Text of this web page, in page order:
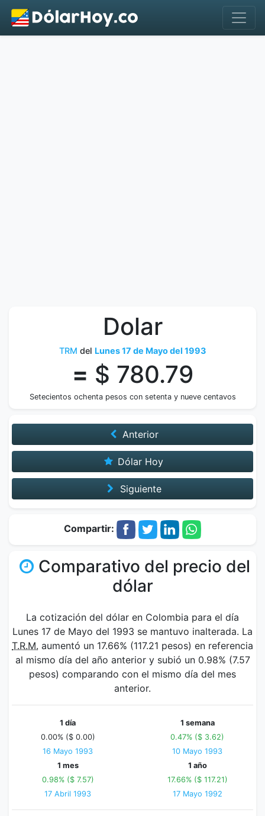
Dolar
TRM del Lunes 17 de Mayo del 1993
= $ 780.79
Setecientos ochenta pesos con setenta y nueve centavos
Anterior
Dólar Hoy
Siguiente
Compartir:
Comparativo del precio del
dólar
La cotización del dólar en Colombia para el día
Lunes 17 de Mayo del 1993 se mantuvo inalterada. La
T.R.M. aumentó un 17.66% (117.21 pesos) en referencia
al mismo día del año anterior y subió un 0.98% (7.57
pesos) comparando con el mismo día del mes
anterior.
1 día
0.00% ($ 0.00)
16 Mayo 1993
1 semana
0.47% ($ 3.62)
10 Mayo 1993
1 mes
0.98% ($ 7.57)
17 Abril 1993
1 año
17.66% ($ 117.21)
17 Mayo 1992